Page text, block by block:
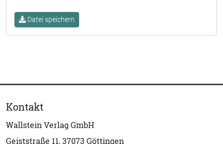
Datei speichern
Kontakt
Wallstein Verlag GmbH
Geiststraße 11, 37073 Göttingen